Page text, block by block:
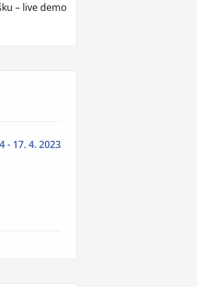
– live demo
- 17. 4. 2023